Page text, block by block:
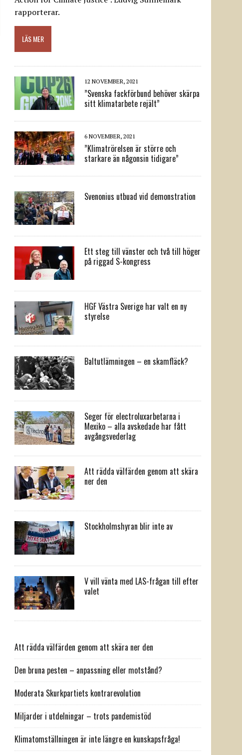
rapporterar.
LÄS MER
12 NOVEMBER, 2021
”Svenska fackförbund behöver skärpa
sitt klimatarbete rejält”
6 NOVEMBER, 2021
”Klimatrörelsen är större och
starkare än någonsin tidigare”
Svenonius utbuad vid demonstration
Ett steg till vänster och två till höger
på riggad S-kongress
HGF Västra Sverige har valt en ny
styrelse
Baltutlämningen – en skamfläck?
Seger för electroluxarbetarna i
Mexiko – alla avskedade har fått
avgångsvederlag
Att rädda välfärden genom att skära
ner den
Stockholmshyran blir inte av
V vill vänta med LAS-frågan till efter
valet
Att rädda välfärden genom att skära ner den
Den bruna pesten – anpassning eller motstånd?
Moderata Skurkpartiets kontrarevolution
Miljarder i utdelningar – trots pandemistöd
Klimatomställningen är inte längre en kunskapsfråga!